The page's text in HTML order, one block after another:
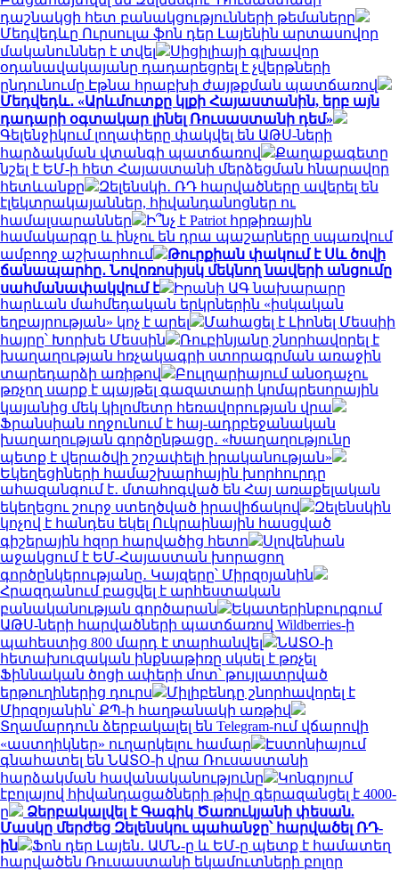
դաշնակցի հետ բանակցությունների թեմաները
Մեդվեդևը Ուրսուլա ֆոն դեր Լայենին արտասովոր
մականուններ է տվել
Սիցիլիայի գլխավոր
օդանավակայանը դադարեցրել է չվերթների
ընդունումը Էթնա հրաբխի ժայթքման պատճառով
Մեդվեդև․ «Արևմուտքը կլքի Հայաստանին, երբ այն
դադարի օգտակար լինել Ռուսաստանի դեմ»
Գելենջիկում լողափերը փակվել են ԱԹՍ-ների
հարձակման վտանգի պատճառով
Քաղաքագետը
նշել է ԵՄ-ի հետ Հայաստանի մերձեցման հնարավոր
հետևանքը
Զելենսկի․ ՌԴ հարվածները ավերել են
էլեկտրակայաններ, հիվանդանոցներ ու
համալսարաններ
Ի՞նչ է Patriot հրթիռային
համակարգը և ինչու են դրա պաշարները սպառվում
ամբողջ աշխարհում
Թուրքիան փակում է Սև ծովի
ճանապարհը․ Նովոռոսիյսկ մեկնող նավերի անցումը
սահմանափակվում է
Իրանի ԱԳ նախարարը
հարևան մահմեդական երկրներին «իսկական
եղբայրության» կոչ է արել
Մահացել է Լիոնել Մեսսիի
հայրը՝ Խորխե Մեսսին
Ռուբինյանը շնորհավորել է
խաղաղության հռչակագրի ստորագրման առաջին
տարեդարձի առիթով
Բուլղարիայում անօդաչու
թռչող սարք է պայթել գազատարի կոմպրեսորային
կայանից մեկ կիլոմետր հեռավորության վրա
Ֆրանսիան ողջունում է հայ-ադրբեջանական
խաղաղության գործընթացը․ «Խաղաղությունը
պետք է վերածվի շոշափելի իրականության»
Եկեղեցիների համաշխարհային խորհուրդը
ահազանգում է․ մտահոգված են Հայ առաքելական
եկեղեցու շուրջ ստեղծված իրավիճակով
Զելենսկին
կոչով է հանդես եկել Ուկրաինային հասցված
գիշերային հզոր հարվածից հետո
Սլովենիան
աջակցում է ԵՄ-Հայաստան խորացող
գործընկերությանը․ Կայզերը՝ Միրզոյանին
Հրազդանում բացվել է արհեստական
բանականության գործարան
Եկատերինբուրգում
ԱԹՍ-ների հարվածների պատճառով Wildberries-ի
պահեստից 800 մարդ է տարհանվել
ՆԱՏՕ-ի
հետախուզական ինքնաթիռը սկսել է թռչել
Ֆիննական ծոցի ափերի մոտ՝ թույլատրված
երթուղիներից դուրս
Միլիբենդը շնորհավորել է
Միրզոյանին՝ ՔՊ-ի հաղթանակի առթիվ
Տղամարդուն ձերբակալել են Telegram-ում վճարովի
«աստղիկներ» ուղարկելու համար
Էստոնիայում
գնահատել են ՆԱՏՕ-ի վրա Ռուսաստանի
հարձակման հավանականությունը
Կոնգոյում
էբոլայով հիվանդացածների թիվը գերազանցել է 4000-
ը
Ձերբակալվել է Գագիկ Ծառուկյանի փեսան.
Մասկը մերժեց Զելենսկու պահանջը՝ հարվածել ՌԴ-
ին
Ֆոն դեր Լայեն․ ԱՄՆ-ը և ԵՄ-ը պետք է համատեղ
հարվածեն Ռուսաստանի եկամուտների բոլոր